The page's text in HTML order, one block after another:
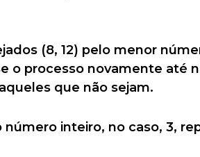
(8, 12) pelo menor
o processo novamente até
que não sejam.
número inteiro, no caso, 3,